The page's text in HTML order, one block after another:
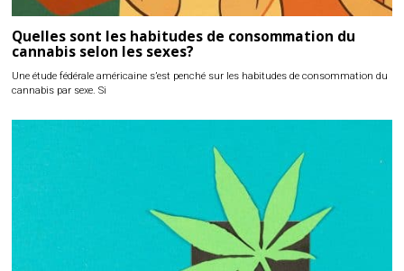
Quelles sont les habitudes de consommation du
cannabis selon les sexes?
Une étude fédérale américaine s’est penché sur les habitudes de consommation du
cannabis par sexe. Si